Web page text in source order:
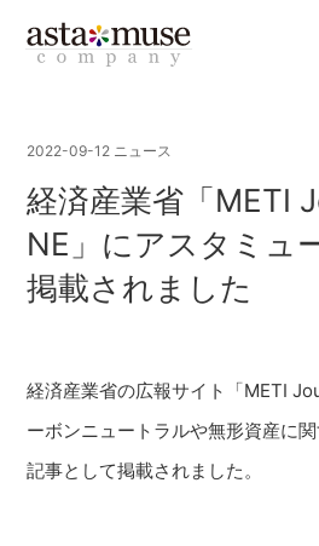
2022-09-12 ニュース
経済産業省「METI
NE」にアスタミュ
掲載されました
経済産業省の広報サイト「METI
ーボンニュートラルや無形資産に
記事として掲載されました。